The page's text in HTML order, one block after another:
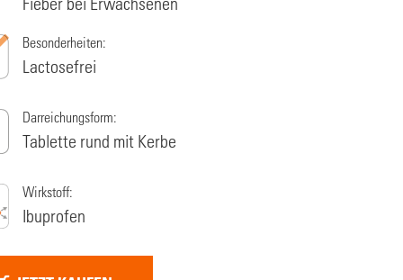
Besonderheiten:
Lactosefrei
Darreichungsform:
Tablette rund mit Kerbe
Wirkstoff:
Ibuprofen